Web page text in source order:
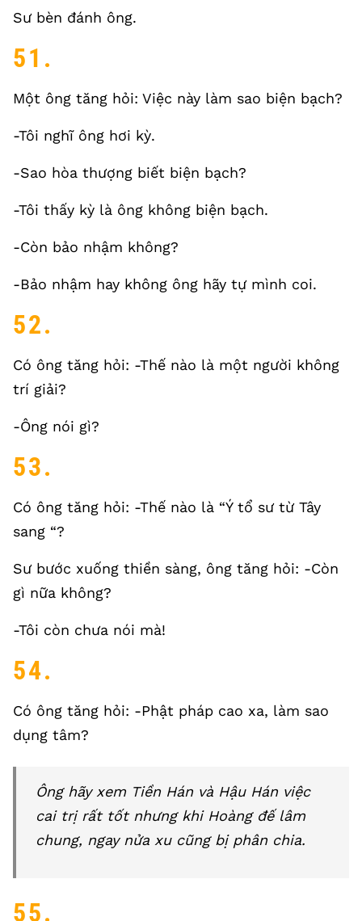
Sư bèn đánh ông.
51.
Một ông tăng hỏi: Việc này làm sao biện bạch?
-Tôi nghĩ ông hơi kỳ.
-Sao hòa thượng biết biện bạch?
-Tôi thấy kỳ là ông không biện bạch.
-Còn bảo nhậm không?
-Bảo nhậm hay không ông hãy tự mình coi.
52.
Có ông tăng hỏi: -Thế nào là một người không
trí giải?
-Ông nói gì?
53.
Có ông tăng hỏi: -Thế nào là “Ý tổ sư từ Tây
sang “?
Sư bước xuống thiền sàng, ông tăng hỏi: -Còn
gì nữa không?
-Tôi còn chưa nói mà!
54.
Có ông tăng hỏi: -Phật pháp cao xa, làm sao
dụng tâm?
Ông hãy xem Tiền Hán và Hậu Hán việc
cai trị rất tốt nhưng khi Hoàng đế lâm
chung, ngay nửa xu cũng bị phân chia.
55.